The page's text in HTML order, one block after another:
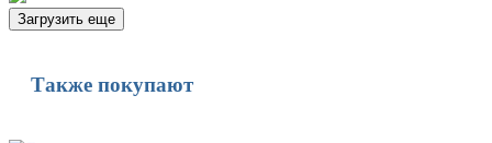
Загрузить еще
Также покупают